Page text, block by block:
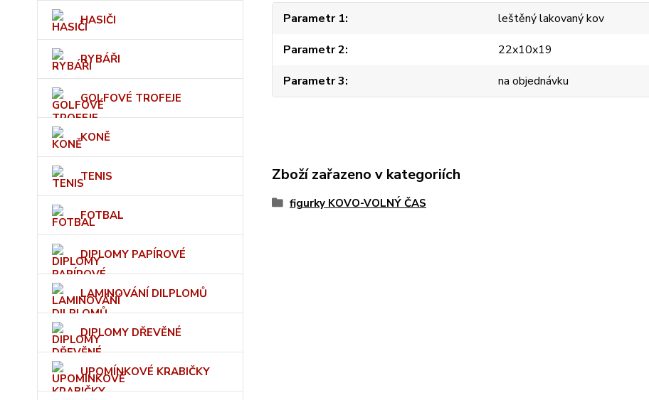
HASIČI
RYBÁŘI
GOLFOVÉ TROFEJE
KONĚ
TENIS
FOTBAL
DIPLOMY PAPÍROVÉ
LAMINOVÁNÍ DILPLOMŮ
DIPLOMY DŘEVĚNÉ
UPOMÍNKOVÉ KRABIČKY
Parametr 1
leštěný lakovaný kov
Parametr 2
22x10x19
Parametr 3
na objednávku
Zboží zařazeno v kategoriích
figurky KOVO-VOLNÝ ČAS